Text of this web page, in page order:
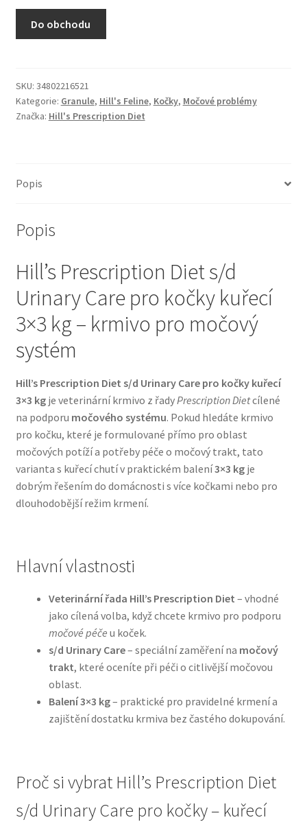
N&D Farmina pro kočky — Italské holistic krmivo
Pamlsky pro kočky
Purizon pro kočky
Veterinární dieta pro kočky
Vše pro psy — Krmivo, doplňky, vybavení
Boudy a výběhy
Bozita pro psy — Švédské krmivo s nordickou kvalitou
Brit pro psy
Granule pro psy
Natural Trainer pro psy — Italské krmivo s
přírodními složkami
Happy Dog — Německá kvalita a přirozené složení
Hračky pro psy
Konzervy a kapsičky pro psy
N&D Farmina pro psy — Italské holistic krmivo
Oblečky pro psy
Pamlsky pro psy
Ortopedické pelíšky
Do obchodu
SKU: 34802216521
Kategorie: Granule, Hill's Feline, Kočky, Močové problémy
Značka: Hill's Prescription Diet
Popis
Popis
Hill’s Prescription Diet s/d
Urinary Care pro kočky kuřecí
3×3 kg – krmivo pro močový
systém
Hill’s Prescription Diet s/d Urinary Care pro kočky kuřecí
3×3 kgje veterinární krmivo z řady Prescription Dietcílené
na podporu močového systému. Pokud hledáte krmivo
pro kočku, které je formulované přímo pro oblast
močových potíží a potřeby péče o močový trakt, tato
varianta s kuřecí chutí v praktickém balení3×3 kgje
dobrým řešením do domácnosti s více kočkami nebo pro
dlouhodobější režim krmení.
Hlavní vlastnosti
Veterinární řada Hill’s Prescription Diet – vhodné
jako cílená volba, když chcete krmivo pro podporu
močové péče u koček.
s/d Urinary Care– speciální zaměření na močový
trakt, které oceníte při péči o citlivější močovou
oblast.
Balení 3×3 kg– praktické pro pravidelné krmení a
zajištění dostatku krmiva bez častého dokupování.
Proč si vybrat Hill’s Prescription Diet
s/d Urinary Care pro kočky – kuřecí